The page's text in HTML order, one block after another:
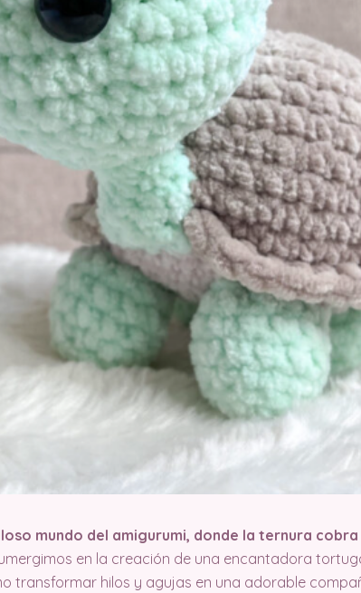
mundo del amigurumi, donde la ternura
en la creación de una encantadora
transformar hilos y agujas en una adorable